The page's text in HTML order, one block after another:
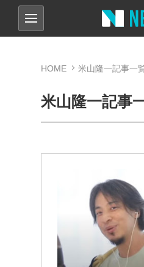
HOME 米山隆一記事一
米山隆一記事